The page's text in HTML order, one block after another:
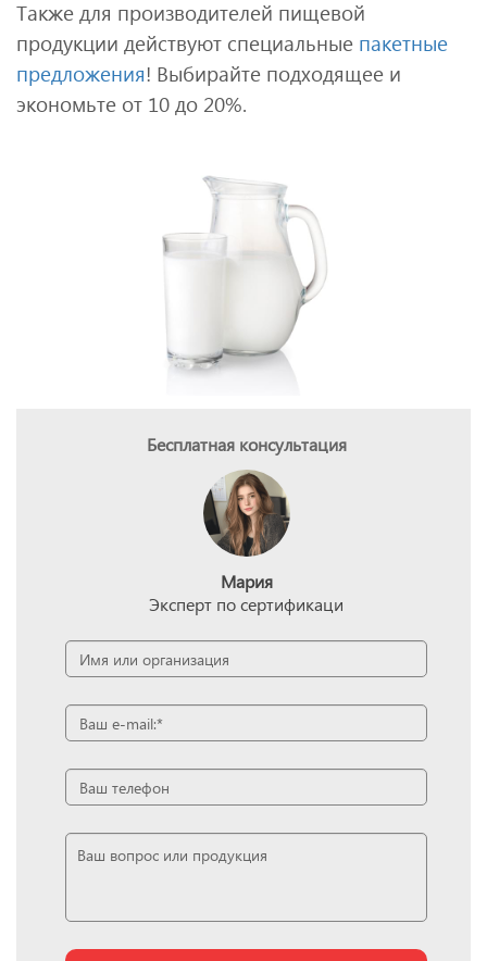
Также для производителей пищевой
продукции действуют специальные пакетные
предложения! Выбирайте подходящее и
экономьте от 10 до 20%.
Бесплатная консультация
Мария
Эксперт по сертификаци